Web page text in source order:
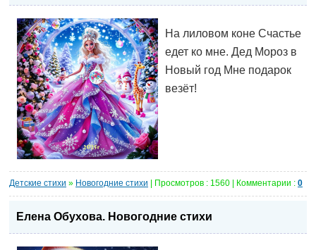
На лиловом коне Счастье
едет ко мне. Дед Мороз в
Новый год Мне подарок
везёт!
Детские стихи » Новогодние стихи | Просмотров : 1560 | Комментарии : 0
Елена Обухова. Новогодние стихи